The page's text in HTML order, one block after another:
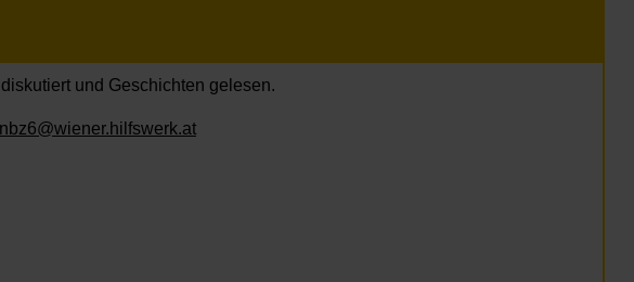
und Geschichten gelesen.
nbz6@wiener.hilfswerk.at